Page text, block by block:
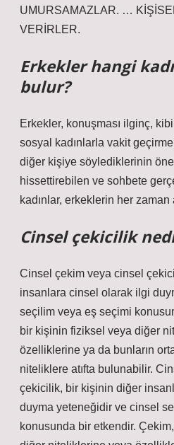
UMURSAMAZLAR. …
VERİRLER.
Erkekler hangi
bulur?
Erkekler, konuşması ilginç,
sosyal kadınlarla vakit
diğer kişiye söylediklerinin
hissettirebilen ve sohbete
kadınlar, erkeklerin her zaman
Cinsel çekicilik
Cinsel çekim veya cinsel
insanlara cinsel olarak ilgi
seçilim veya eş seçimi
bir kişinin fiziksel veya diğer
özelliklerine ya da bunların
niteliklere atıfta bulunabilir.
çekicilik, bir kişinin diğer
duyma yeteneğidir ve cinsel
konusunda bir etkendir.